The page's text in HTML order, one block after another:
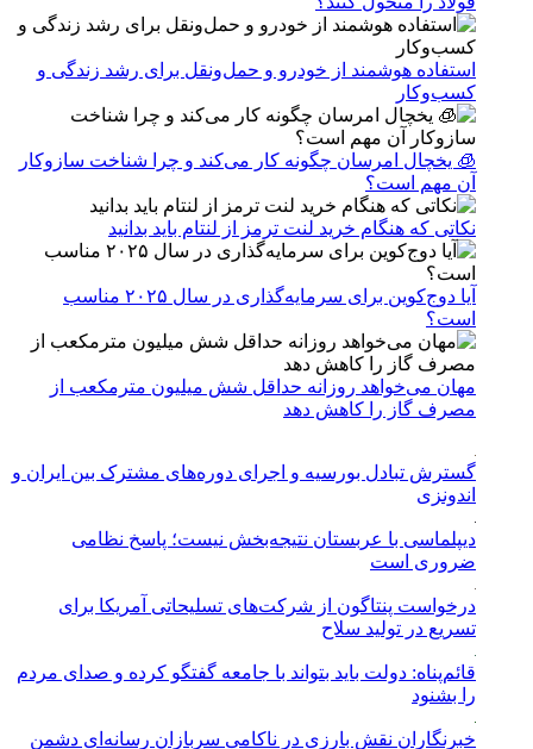
استفاده هوشمند از خودرو و حمل‌ونقل برای رشد زندگی و
کسب‌وکار
🧊 یخچال امرسان چگونه کار می‌کند و چرا شناخت سازوکار
آن مهم است؟
نکاتی که هنگام خرید لنت ترمز از لنتام باید بدانید
آیا دوج‌کوین برای سرمایه‌گذاری در سال ۲۰۲۵ مناسب
است؟
مهان می‌خواهد روزانه حداقل شش میلیون مترمکعب از
مصرف گاز را کاهش دهد
گسترش تبادل بورسیه و اجرای دوره‌های مشترک بین ایران و
اندونزی
دیپلماسی با عربستان نتیجه‌بخش نیست؛ پاسخ نظامی
ضروری است
درخواست پنتاگون از شرکت‌های تسلیحاتی آمریکا برای
تسریع در تولید سلاح
قائم‌پناه: دولت باید بتواند با جامعه گفتگو کرده و صدای مردم
را بشنود
خبرنگاران نقش بارزی در ناکامی سربازان رسانه‌ای دشمن